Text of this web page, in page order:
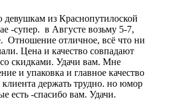
девушкам из Краснопутилоской
-супер. в Августе возьму 5-7,
Отношение отличное, всё что ни
Цена и качество совпадают
скидками. Удачи вам. Мне
и упаковка и главное качество
клиента держать трудно. но юмор
есть -спасибо вам. Удачи.